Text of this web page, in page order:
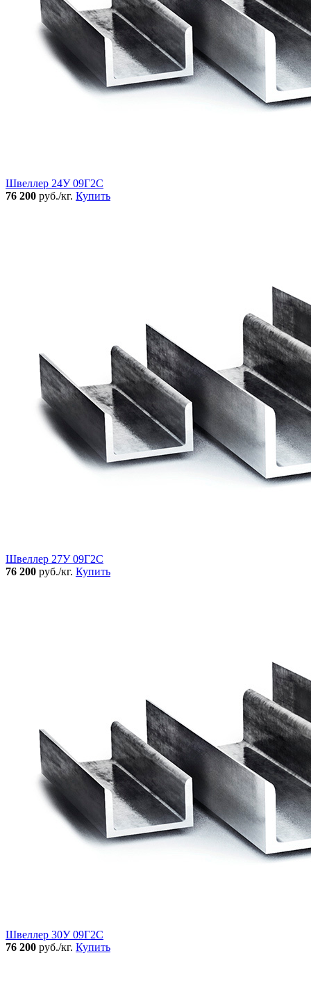
Швеллер 24У 09Г2С
76 200 руб./кг. Купить
Швеллер 27У 09Г2С
76 200 руб./кг. Купить
Швеллер 30У 09Г2С
76 200 руб./кг. Купить